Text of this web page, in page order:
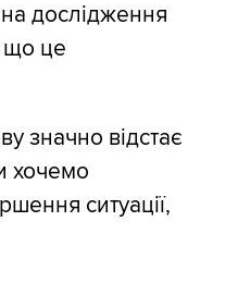
дослідження
що це
значно відстає
хочемо
ситуації,